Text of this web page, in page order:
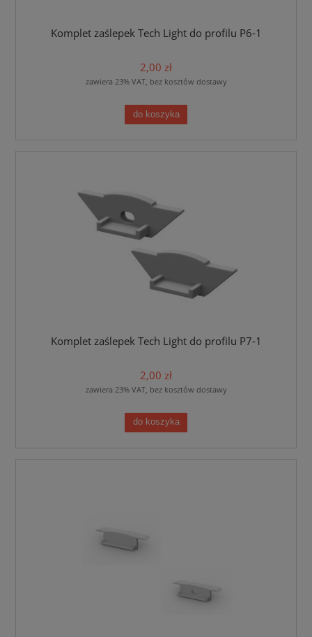
Komplet zaślepek Tech Light do profilu P6-1
2,00 zł
zawiera 23% VAT, bez kosztów dostawy
do koszyka
Komplet zaślepek Tech Light do profilu P7-1
2,00 zł
zawiera 23% VAT, bez kosztów dostawy
do koszyka